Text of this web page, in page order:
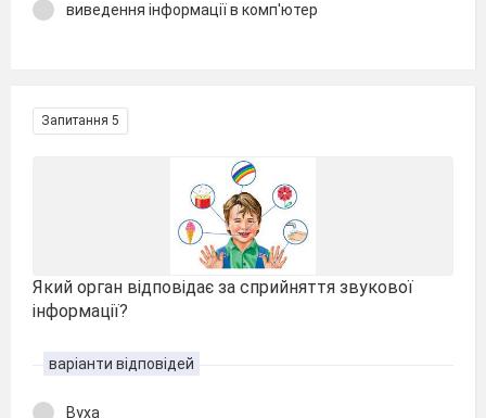
виведення інформації в комп'ютер
Запитання 5
Який орган відповідає за сприйняття звукової
інформації?
варіанти відповідей
Вуха